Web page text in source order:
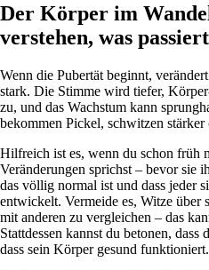
Der Körper im
verstehen, was passiert
Wenn die Pubertät beginnt,
stark. Die Stimme wird tiefer,
zu, und das Wachstum kann
bekommen Pickel, schwitzen
Hilfreich ist es, wenn du schon früh
Veränderungen sprichst – bevor sie
das völlig normal ist und dass jeder
entwickelt. Vermeide es, Witze über
mit anderen zu vergleichen – das
Stattdessen kannst du betonen,
dass sein Körper gesund funktioniert.